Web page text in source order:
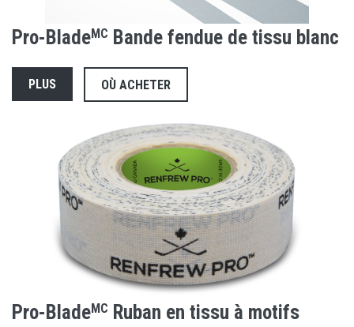
Pro-BladeMC Bande fendue de tissu blanc
PLUS OÙ ACHETER
Pro-BladeMC Ruban en tissu à motifs